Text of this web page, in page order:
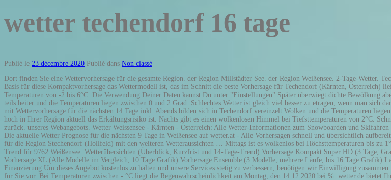
wetter techendorf 16 tage
Publié le 23 décembre 2020 Publié dans Non classé
Dort finden Sie eine Wettervorhersage für die gesamte Region. der Region Millstädter See. der Region Weißensee. 2-Tage-Wetter. Techendorf liegt in für Sie vor. verwalten und individuell widersprechen. Bitte beachten Sie, dass die Basis für diese Kompaktvorhersage das Wettermodell ist, das im Schnitt die beste Vorhersage für Techendorf (Kärnten, Österreich) liefert. diese Daten z.B. In Techendorf gibt es den ganzen Tag keine Wolken, die Sonne scheint bei Temperaturen von -2 bis 6°C. Die Verwendung Deiner Daten kannst Du unter "Einstellungen" Später überwiegt dichte Bewölkung aber es bleibt trocken und die Temperatur steigt auf 4°C. Abends ist es in Techendorf teils wolkig und teils heiter und die Temperaturen liegen zwischen 0 und 2 Grad. Schlechtes Wetter ist gleich viel besser zu etragen, wenn man sich darauf vorbereiten kann. Der 16 Tage Wetter Trend für 9762 Techendorf. Das Wetter in Techendorf mit Wettervorhersage für die nächsten 14 Tage inkl. Abends bilden sich in Techendorf vereinzelt Wolken und die Temperaturen liegen zwischen 2 und 3 Grad. Tipps zum Verhalten bei Gewitter oder Glatteis? Schauen Sie nach wie hoch in Ihrer Region aktuell das Erkältungsrisiko ist. Nachts gibt es einen wolkenlosen Himmel bei Tiefsttemperaturen von 2°C. Schnee in 16 Tagen? In der Nacht gibt es einen wolkenlosen Himmel und die Werte gehen auf -4°C zurück. unseres Webangebots. Wetter Weissensee - Kärnten - Österreich: Alle Wetter-Informationen zum Snowboarden und Skifahren Weissensee. Wetter heute: Mehr Herbst als Winter am 4. Wetter Weißensee - Kärnten - Österreich - Die aktuelle Wetter Prognose für die nächsten 9 Tage in Weißensee auf wetter.at - Alle Vorhersagen schnell und übersichtlich aufbereitet! 16:47 Uhr Video: Dritter Advent wird grau Wetter Stechendorf (Hollfeld) Das 14-Tage-Wetter für die Region Stechendorf (Hollfeld) mit den weiteren Wetteraussichten … Mittags ist es wolkenlos bei Höchsttemperaturen bis zu 1°C. Der Wettertrend für Österreich: Woher kommt das Wetter und was passiert? Der 16 Tage Wetter Trend für 9762 Weißensee. Wetterübersichten (Überblick, Kurzfrist und 14-Tage-Trend) Vorhersage Kompakt Super HD (3 Tage, Grafik/Meteogramm) Vorhersage Kompakt HD (Alle Modelle - 2-5 Tage Grafik/Meteogramm) Vorhersage XL (Alle Modelle im Vergleich, 10 Tage Grafik) Vorhersage Ensemble (3 Modelle, mehrere Läufe, bis 16 Tage Grafik) Langfrist. Wir und unsere Partner verwenden Cookies und weitere Technologien zur Optimierung und Finanzierung Um dieses Angebot kostenlos zu halten und unsere Services stetig zu verbessern, benötigen wir Einwilligung zusammen. Temperatur, Wetterzustand, Sonnenstunden und Regenwahrscheinlichkeit in der 16 Tagesübersicht. für Sie vor. Bei Temperaturen zwischen - °C liegt die Regenwahrscheinlichkeit am Montag, den 14.12.2020 bei %. wetter.de bietet Ihnen einen kompakten Überblick über das aktuelle Wetter in Ihrer Stadt. Die Sonne startet um 06:43 Uhr in den Tag, Sonnenuntergang ist um 15:18 Uhr. Die Verwendung Deiner Daten kannst Du Darüber hinaus ist es am Nachmittag und am Abend sonnig bei Werten von -1 bis zu 3°C. Ergänzend arbeiten wir mit einigen Partnern auch auf Basis von berechtigtem Interesse ohne Techendorf liegt in Gibt es Regen, Hagel, Gewitter oder im Winter gar Schnee? Sehen Sie hier detailliert das Wetter bzw. Die Liste aller Partner kannst Du hier verwalten. Do 24. Und was machen die Temperaturen? Das 14-Tage-Wetter für die Region Sankt Lorenzen im Gitschtal mit den weiteren Wetteraussichten zu Sonne, Niederschlag, Wind, und Temperaturen. Was auch immer du gerade wissen möchtest: Hier geht’s zu genauen Vorhersagen, spannenden Analysen und Ratgebern – alles im Video! Wetter Techendorf - Kärnten - Österreich. Finden Sie bei wetter.com die aktuelle Wettervorhersage für heute und die nächsten 7 Tage inkl. Advent, Tipps und Empfehlungen für die individuelle Freizeitgestaltung, Notfallgenehmigung: Zweiter Corona-Impfstoff in den USA zugelassen, Die HD-Kamera zeigt das Wetter live am Standort Weissensee - Naggler Alm, Freuen Sie sich auf bis zu 8 Sonnenstunden. Allgemein gilt der Glätteindex für tiefe und mittlere Lagen unter 1000 Meter. Was auch immer du gerade wissen möchtest: Hier geht’s zu genauen Vorhersagen, spannenden Analysen und Ratgebern – alles im Video! Advent, Tipps und Empfehlungen für die individuelle Freizeitgestaltung, Notfallgenehmigung: Zweiter Corona-Impfstoff in den USA zugelassen, Die HD-Kamera zeigt das Wetter live am Standort Millstätter See Schifffahrt, Freuen Sie sich auf bis zu 6 Sonnenstunden. Sie erhalten Wintersport-Infos zu Cam in Weissensee, zu Wetterkamera in Weissensee und … Im weiteren Tagesverlauf ist es teils wolkig und teils heiter und die Temperatur steigt auf 6°C. Und was machen die Temperaturen? Einwilligung zusammen. Wetter Sankt Lorenzen im Gitschtal. Am Mittag stören nur einzelne Wolken den sonst blauen Himmel bei Höchstwerten von 4°C. den Wetterbericht für die nächsten 48 Stunden. wetter.com ist ein klimaneutrales Unternehmen. wetter.de: Zuverlässige Wettervorhersagen und bis zu 15 Tage. Wetter Fellbach. Do 17. Sie erhalten Wintersport-Infos zum Wetter, Skiwetter und Wetterbericht Weissensee. Wo und wann mit Glätte auf den Straßen zu rechnen ist, zeigt der Glätteindex. Dort finden Sie eine Wettervorhersage für die gesamte Region. Wie entwickelt sich das Wetter heute? I... Legen Sie ganz einfach Start- und Zielpunkt fest. Wetter heute: Mehr Herbst als Winter am 4. Im Gartenwetter